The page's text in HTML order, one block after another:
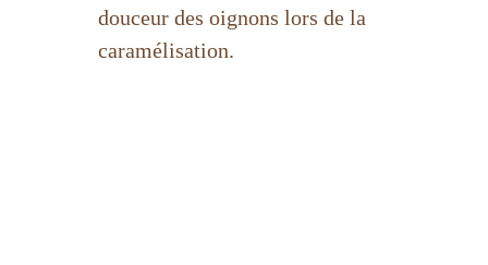
douceur des oignons lors de la
caramélisation.